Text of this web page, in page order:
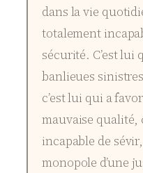
dans la vie
totalement
sécurité. C’est lui
banlieues
c’est lui qui a
mauvaise qualité,
incapable de
monopole d’une